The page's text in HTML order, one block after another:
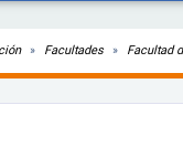
Facultades Facultad